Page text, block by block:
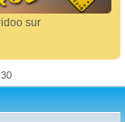
r
sur